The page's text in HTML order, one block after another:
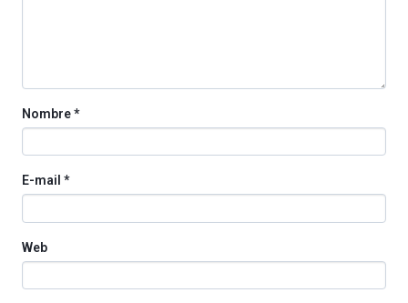
Nombre*
E-mail *
Web